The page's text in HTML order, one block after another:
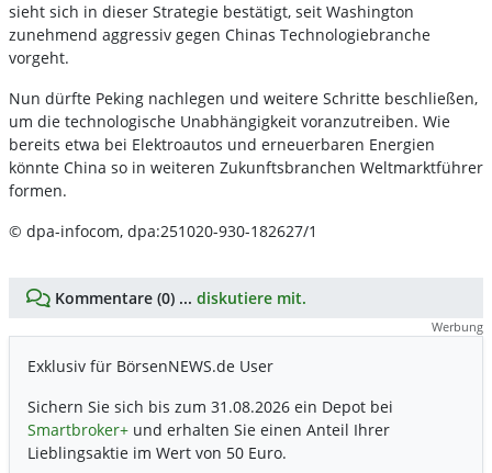
sieht sich in dieser Strategie bestätigt, seit Washington
zunehmend aggressiv gegen Chinas Technologiebranche
vorgeht.
Nun dürfte Peking nachlegen und weitere Schritte beschließen,
um die technologische Unabhängigkeit voranzutreiben. Wie
bereits etwa bei Elektroautos und erneuerbaren Energien
könnte China so in weiteren Zukunftsbranchen Weltmarktführer
formen.
© dpa-infocom, dpa:251020-930-182627/1
Kommentare (0) ... diskutiere mit.
Werbung
Exklusiv für BörsenNEWS.de User
Sichern Sie sich bis zum 31.08.2026 ein Depot bei
Smartbroker+ und erhalten Sie einen Anteil Ihrer
Lieblingsaktie im Wert von 50 Euro.